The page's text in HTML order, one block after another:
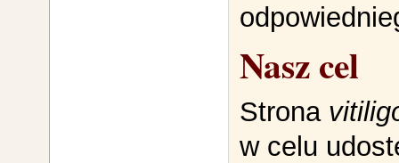
Nasz cel
Strona
w celu